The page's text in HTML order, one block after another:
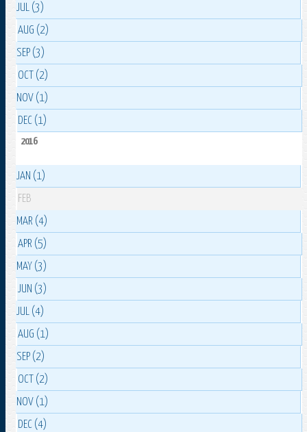
JUL (3)
AUG (2)
SEP (3)
OCT (2)
NOV (1)
DEC (1)
2016
JAN (1)
FEB
MAR (4)
APR (5)
MAY (3)
JUN (3)
JUL (4)
AUG (1)
SEP (2)
OCT (2)
NOV (1)
DEC (4)